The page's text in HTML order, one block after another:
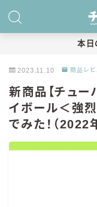
特集！
本日
2023.11.10 商品レビ
新商品【チュー
イボール＜強
でみた！（